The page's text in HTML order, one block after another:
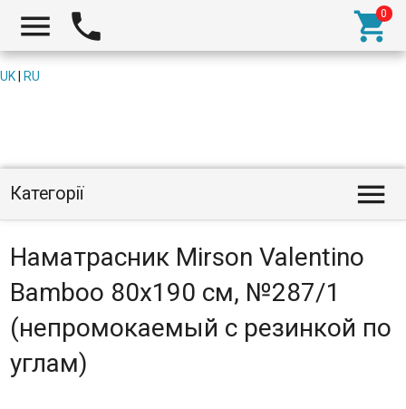
  
UK RU
Категорії 
Наматрасник Mirson Valentino
Bamboo 80x190 см, №287/1
(непромокаемый с резинкой по
углам)